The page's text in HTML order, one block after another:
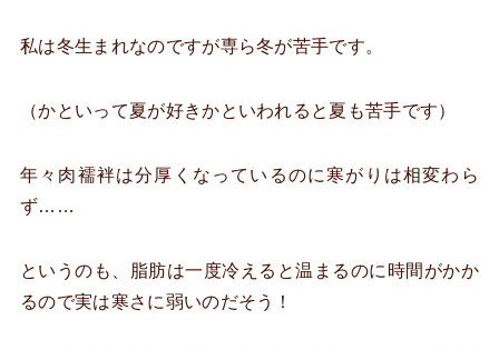
私は冬生まれなのですが専ら冬が苦手です。
（かといって夏が好きかといわれると夏も苦手です）
年々肉襦袢は分厚くなっているのに寒がりは相変わら
ず……
というのも、脂肪は一度冷えると温まるのに時間がかか
るので実は寒さに弱いのだそう！